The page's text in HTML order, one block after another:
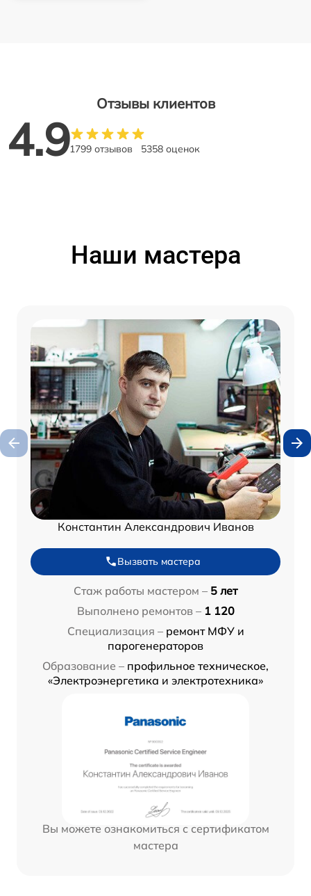
Отзывы клиентов
4.91799 отзывов 5358 оценок
Наши мастера
Константин Александрович Иванов
Вызвать мастера
Стаж работы мастером – 5 лет
Выполнено ремонтов – 1 120
Специализация – ремонт МФУ и
парогенераторов
Образование – профильное техническое,
«Электроэнергетика и электротехника»
Вы можете ознакомиться с сертификатом
мастера